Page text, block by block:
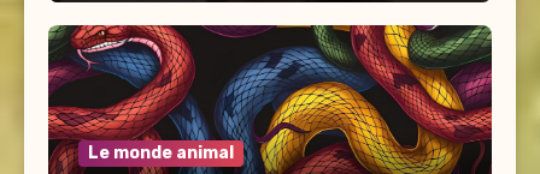
Le monde animal